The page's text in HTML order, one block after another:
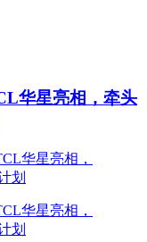
华星亮相，牵头